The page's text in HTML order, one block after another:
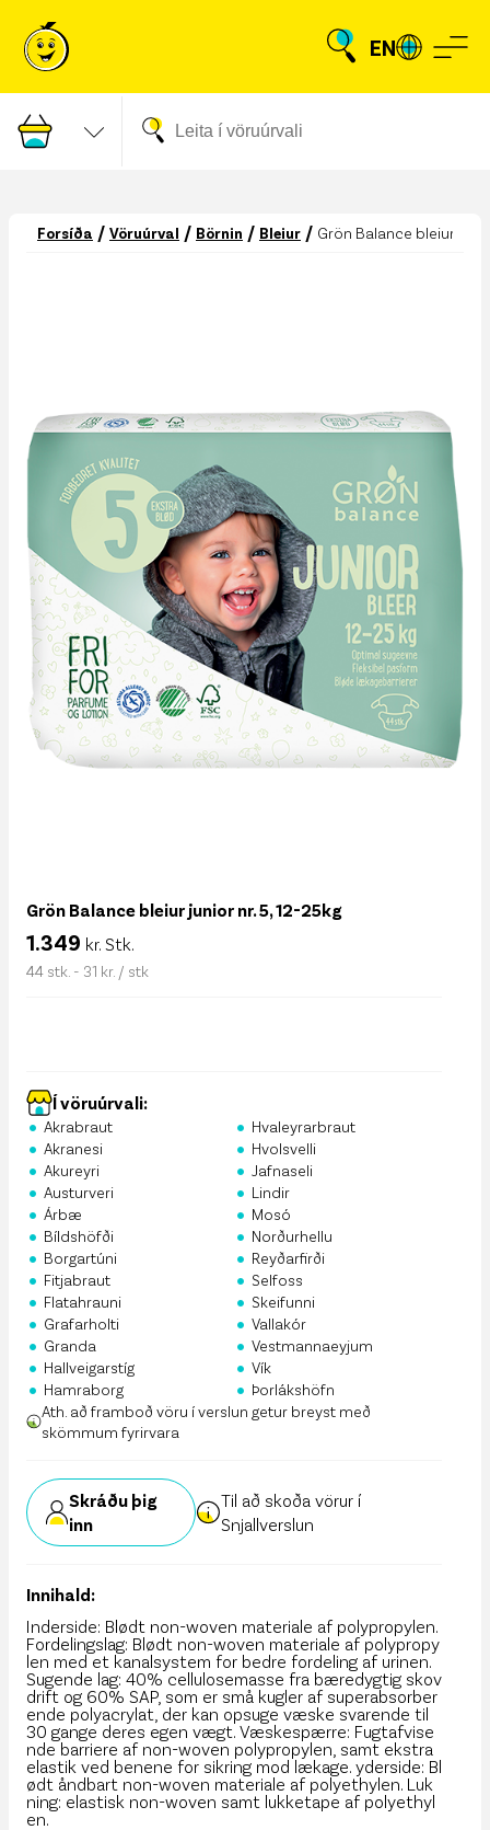
EN
Forsíða / Vöruúrval / Börnin / Bleiur / Grön Balance bleiur
Grön Balance bleiur junior nr. 5, 12-25kg
1.349 kr. Stk.
44 stk. - 31 kr. / stk
Í vöruúrvali:
• Akrabraut
• Akranesi
• Akureyri
• Austurveri
• Árbæ
• Bíldshöfði
• Borgartúni
• Fitjabraut
• Flatahrauni
• Grafarholti
• Granda
• Hallveigarstíg
• Hamraborg
• Hvaleyrarbraut
• Hvolsvelli
• Jafnaseli
• Lindir
• Mosó
• Norðurhellu
• Reyðarfirði
• Selfoss
• Skeifunni
• Vallakór
• Vestmannaeyjum
• Vík
• Þorlákshöfn
Ath. að framboð vöru í verslun getur breyst með
skömmum fyrirvara
Skráðu þig
inn
Til að skoða vörur í
Snjallverslun
Innihald:
Inderside: Blødt non-woven materiale af polypropylen.
Fordelingslag: Blødt non-woven materiale af polypropy
len med et kanalsystem for bedre fordeling af urinen.
Sugende lag: 40% cellulosemasse fra bæredygtig skov
drift og 60% SAP, som er små kugler af superabsorber
ende polyacrylat, der kan opsuge væske svarende til
30 gange deres egen vægt. Væskespærre: Fugtafvise
nde barriere af non-woven polypropylen, samt ekstra
elastik ved benene for sikring mod lækage. yderside: Bl
ødt åndbart non-woven materiale af polyethylen. Luk
ning: elastisk non-woven samt lukketape af polyethyl
en.